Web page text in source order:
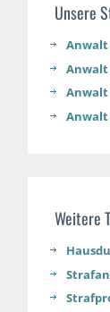
Unsere
Weitere